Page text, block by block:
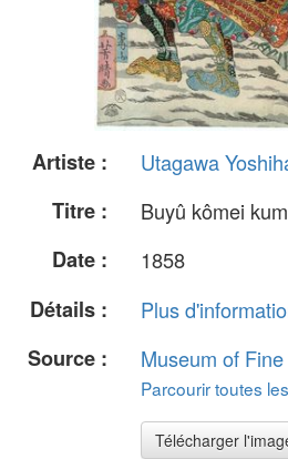
Artiste :
Utagawa
Titre :
Buyû kômei
Date :
1858
Détails :
Plus
Source :
Museum of
Parcourir toutes
Télécharger